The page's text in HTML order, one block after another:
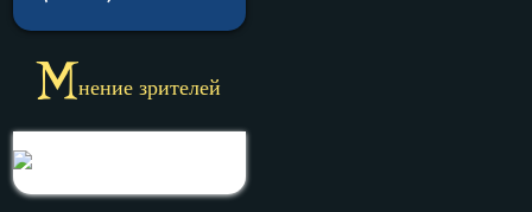
Мнение зрителей